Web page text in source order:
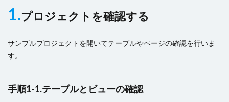
1.プロジェクトを確認する
サンプルプロジェクトを開いてテーブルやページの確認を行いま
す。
手順1-1.テーブルとビューの確認